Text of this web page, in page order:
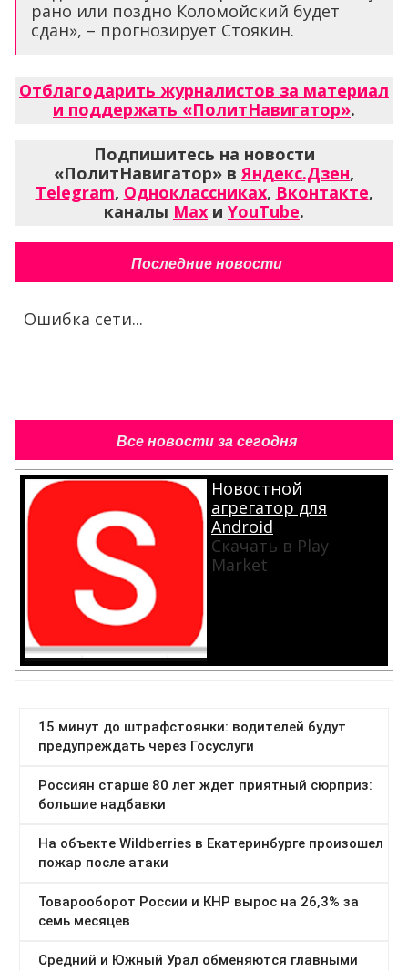
рано или поздно Коломойский будет
сдан», – прогнозирует Стоякин.
Отблагодарить журналистов за материал
и поддержать «ПолитНавигатор».
Подпишитесь на новости
«ПолитНавигатор» вЯндекс.Дзен,
Telegram, Одноклассниках, Вконтакте,
каналы Max и YouTube.
Последние новости
Ошибка сети...
Все новости за сегодня
Новостной
агрегатор для
Android
Скачать в Play
Market